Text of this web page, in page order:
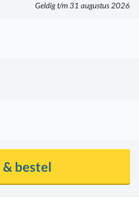
Geldig t/m 31 augustus 2026
bestel